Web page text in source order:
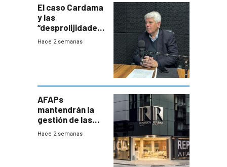
El caso Cardama
y las
“desprolijidades”
que la
Hace 2 semanas
AFAPs
mantendrán la
gestión de las
cuentas
Hace 2 semanas